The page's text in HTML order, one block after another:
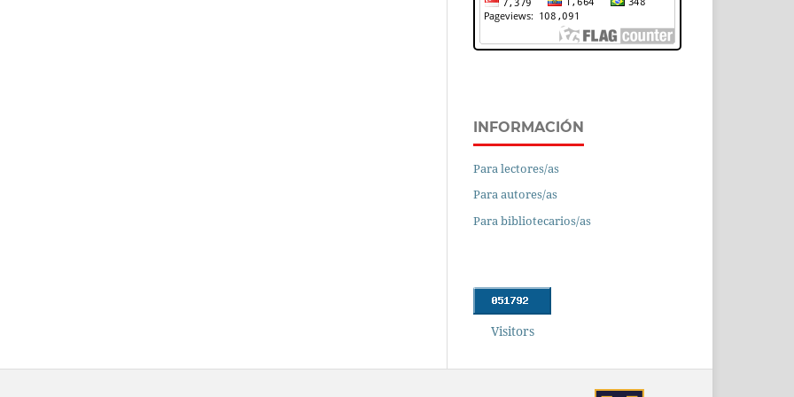
INFORMACIÓN
Para lectores/as
Para autores/as
Para bibliotecarios/as
Visitors